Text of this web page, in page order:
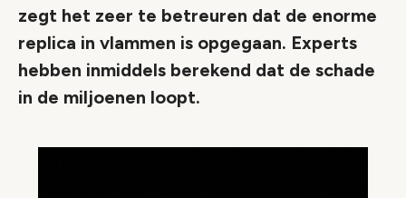
zegt het zeer te betreuren dat de enorme
replica in vlammen is opgegaan. Experts
hebben inmiddels berekend dat de schade
in de miljoenen loopt.